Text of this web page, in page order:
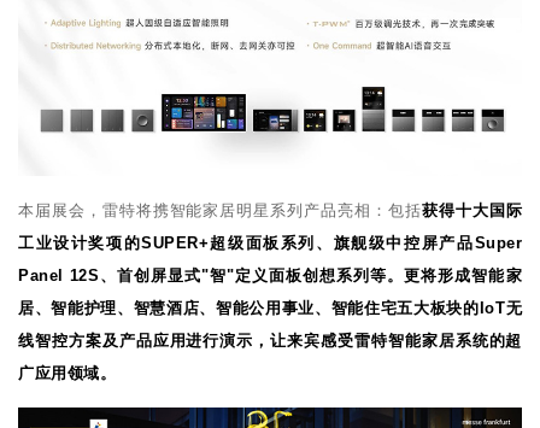
本届展会，雷特将携智能家居明星系列产品亮相：包括获得十大国际
工业设计奖项的SUPER+超级面板系列、旗舰级中控屏产品Super
Panel 12S、首创屏显式"智"定义面板创想系列等。更将形成智能家
居、智能护理、智慧酒店、智能公用事业、智能住宅五大板块的IoT无
线智控方案及产品应用进行演示，让来宾感受雷特智能家居系统的超
广应用领域。